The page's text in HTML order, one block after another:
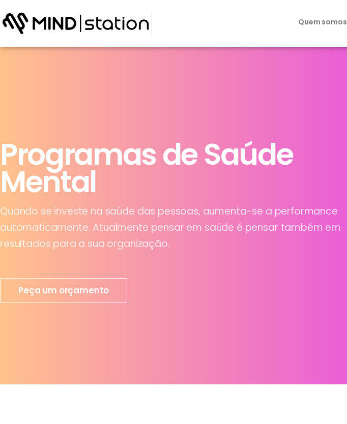
Quem somos
Programas de Saúde
Mental
Quando se investe na saúde das pessoas, aumenta-se a performance
automaticamente. Atualmente pensar em saúde é pensar também em
resultados para a sua organização.
Peça um orçamento